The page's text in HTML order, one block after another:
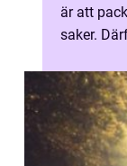
är att
saker.